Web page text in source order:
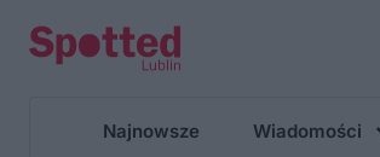
Najnowsze Wiadomości